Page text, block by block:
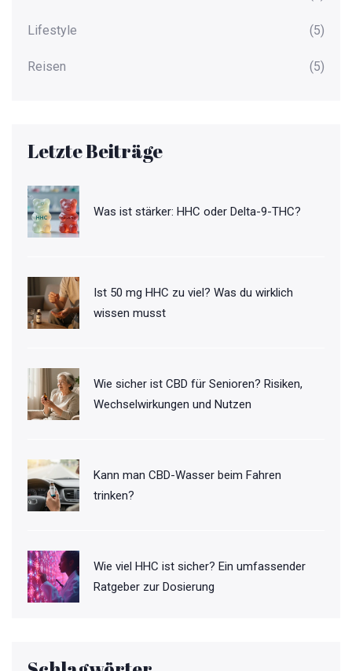
Lifestyle (5)
Reisen (5)
Letzte Beiträge
Was ist stärker: HHC oder Delta-9-THC?
Ist 50 mg HHC zu viel? Was du wirklich
wissen musst
Wie sicher ist CBD für Senioren? Risiken,
Wechselwirkungen und Nutzen
Kann man CBD-Wasser beim Fahren
trinken?
Wie viel HHC ist sicher? Ein umfassender
Ratgeber zur Dosierung